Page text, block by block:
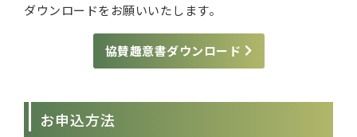
ダウンロードをお願いいたします。
協賛趣意書ダウンロード
お申込方法